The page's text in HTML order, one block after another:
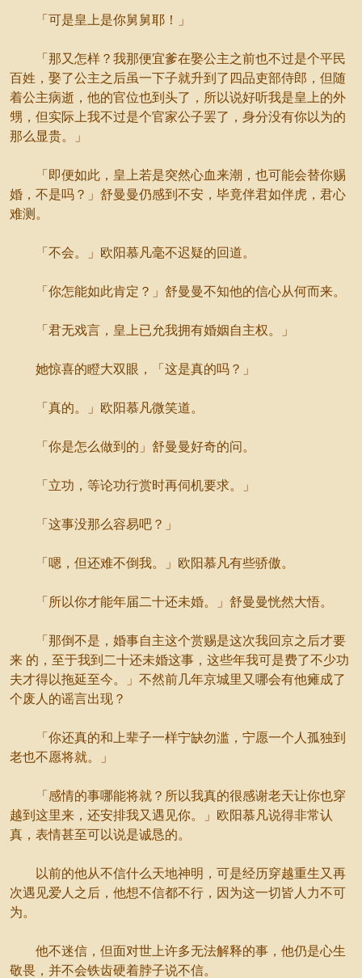
「可是皇上是你舅舅耶！」
「那又怎样？我那便宜爹在娶公主之前也不过是个平民
百姓，娶了公主之后虽一下子就升到了四品吏部侍郎，但随
着公主病逝，他的官位也到头了，所以说好听我是皇上的外
甥，但实际上我不过是个官家公子罢了，身分没有你以为的
那么显贵。」
「即便如此，皇上若是突然心血来潮，也可能会替你赐
婚，不是吗？」舒曼曼仍感到不安，毕竟伴君如伴虎，君心
难测。
「不会。」欧阳慕凡毫不迟疑的回道。
「你怎能如此肯定？」舒曼曼不知他的信心从何而来。
「君无戏言，皇上已允我拥有婚姻自主权。」
她惊喜的瞪大双眼，「这是真的吗？」
「真的。」欧阳慕凡微笑道。
「你是怎么做到的」舒曼曼好奇的问。
「立功，等论功行赏时再伺机要求。」
「这事没那么容易吧？」
「嗯，但还难不倒我。」欧阳慕凡有些骄傲。
「所以你才能年届二十还未婚。」舒曼曼恍然大悟。
「那倒不是，婚事自主这个赏赐是这次我回京之后才要
来 的，至于我到二十还未婚这事，这些年我可是费了不少功
夫才得以拖延至今。」不然前几年京城里又哪会有他瘫成了
个废人的谣言出现？
「你还真的和上辈子一样宁缺勿滥，宁愿一个人孤独到
老也不愿将就。」
「感情的事哪能将就？所以我真的很感谢老天让你也穿
越到这里来，还安排我又遇见你。」欧阳慕凡说得非常认
真，表情甚至可以说是诚恳的。
以前的他从不信什么天地神明，可是经历穿越重生又再
次遇见爱人之后，他想不信都不行，因为这一切皆人力不可
为。
他不迷信，但面对世上许多无法解释的事，他仍是心生
敬畏，并不会铁齿硬着脖子说不信。